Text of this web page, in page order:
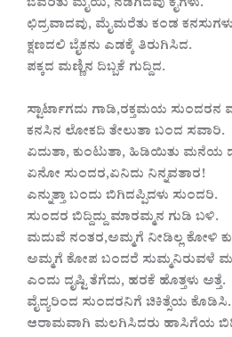
ಬೆವರಿತು ಮೈಯಿ, ನಡಗಿದವು ಕೈಗಳು.
ಛಿದ್ರವಾದವು, ಮೈಮರೆತು ಕಂಡ
ಕ್ಷಣದಲಿ ಬೈಕನು ಎಡಕ್ಕೆ ತಿರುಗಿಸಿದ.
ಪಕ್ಕದ ಮಣ್ಣಿನ ದಿಬ್ಬಕೆ ಗುದ್ದಿದ.
ಸ್ಟಾರ್ಟಾಗದು ಗಾಡಿ,ರಕ್ತಮಯ ಸುಂದರನ
ಕನಸಿನ ಲೋಕದಿ ತೇಲುತಾ ಬಂದ ಸವಾರಿ.
ಏದುತಾ, ಕುಂಟುತಾ, ಹಿಡಿಯಿತು ಮನೆಯ
ಏನೋ ಸುಂದರ,ಏನಿದು ನಿನ್ನವತಾರ!
ಎನ್ನುತ್ತಾ ಬಂದು ಬಿಗಿದಪ್ಪಿದಳು ಸುಂದರಿ.
ಸುಂದರ ಬಿದ್ದಿದ್ದು ಮಾರಮ್ಮನ ಗುಡಿ ಬಳಿ.
ಮದುವೆ ನಂತರ,ಅಮ್ಮಗೆ ನೀಡಿಲ್ಲ ಕೋಳಿ
ಅಮ್ಮಗೆ ಕೋಪ ಬಂದರೆ ಸುಮ್ಮನಿರುವಳೆ
ಎಂದು ದೃಷ್ಟಿ ತೆಗೆದು, ಹರಕೆ ಹೊತ್ತಳು ಅತ್ತೆ.
ವೈದ್ಯರಿಂದ ಸುಂದರನಿಗೆ ಚಿಕಿತ್ಸೆಯ ಕೊಡಿಸಿ.
ಆರಾಮವಾಗಿ ಮಲಗಿಸಿದರು ಹಾಸಿಗೆಯ